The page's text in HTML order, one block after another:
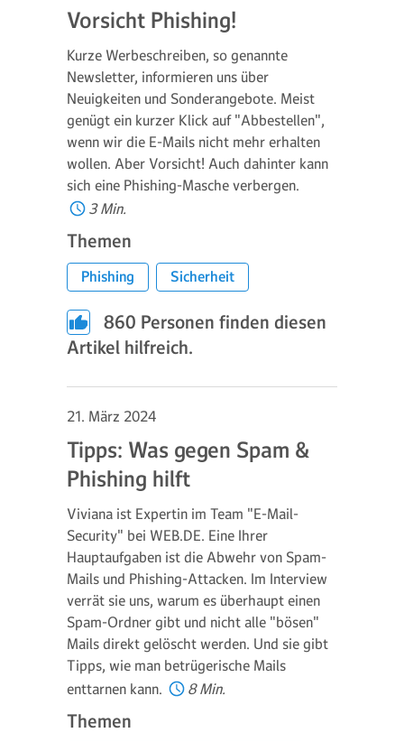
Vorsicht Phishing!
Kurze Werbeschreiben, so genannte
Newsletter, informieren uns über
Neuigkeiten und Sonderangebote. Meist
genügt ein kurzer Klick auf "Abbestellen",
wenn wir die E-Mails nicht mehr erhalten
wollen. Aber Vorsicht! Auch dahinter kann
sich eine Phishing-Masche verbergen.
3 Min.
Themen
Phishing Sicherheit
860 Personen finden diesen
Artikel hilfreich.
21. März 2024
Tipps: Was gegen Spam &
Phishing hilft
Viviana ist Expertin im Team "E-Mail-
Security" bei WEB.DE. Eine Ihrer
Hauptaufgaben ist die Abwehr von Spam-
Mails und Phishing-Attacken. Im Interview
verrät sie uns, warum es überhaupt einen
Spam-Ordner gibt und nicht alle "bösen"
Mails direkt gelöscht werden. Und sie gibt
Tipps, wie man betrügerische Mails
enttarnen kann.
8 Min.
Themen